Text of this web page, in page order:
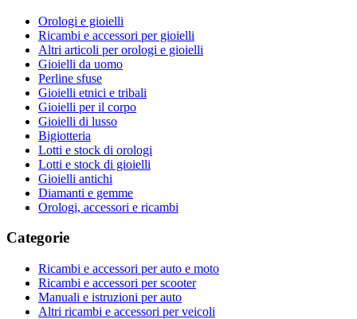
Orologi e gioielli
Ricambi e accessori per gioielli
Altri articoli per orologi e gioielli
Gioielli da uomo
Perline sfuse
Gioielli etnici e tribali
Gioielli per il corpo
Gioielli di lusso
Bigiotteria
Lotti e stock di orologi
Lotti e stock di gioielli
Gioielli antichi
Diamanti e gemme
Orologi, accessori e ricambi
Categorie
Ricambi e accessori per auto e moto
Ricambi e accessori per scooter
Manuali e istruzioni per auto
Altri ricambi e accessori per veicoli